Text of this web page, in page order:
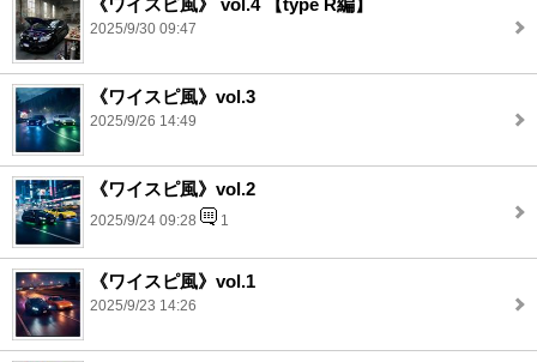
《ワイスピ風》 vol.4 【type R編】
2025/9/30 09:47
《ワイスピ風》vol.3
2025/9/26 14:49
《ワイスピ風》vol.2
2025/9/24 09:28 1
《ワイスピ風》vol.1
2025/9/23 14:26